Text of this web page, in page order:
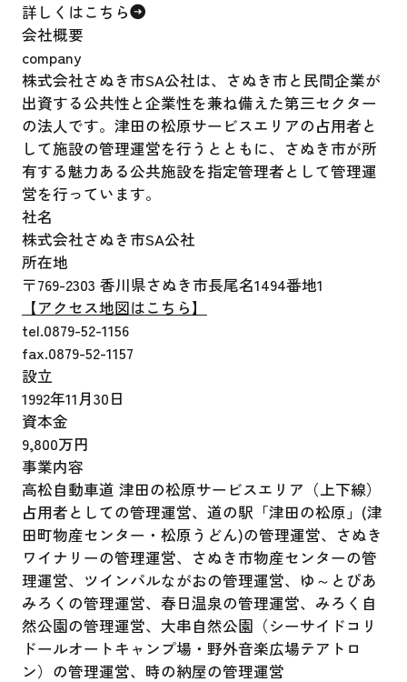
詳しくはこちら
会社概要
company
株式会社さぬき市SA公社は、さぬき市と民間企業が
出資する公共性と企業性を兼ね備えた第三セクター
の法人です。津田の松原サービスエリアの占用者と
して施設の管理運営を行うとともに、さぬき市が所
有する魅力ある公共施設を指定管理者として管理運
営を行っています。
社名
株式会社さぬき市SA公社
所在地
〒769-2303 香川県さぬき市長尾名1494番地1
【アクセス地図はこちら】
tel.0879-52-1156
fax.0879-52-1157
設立
1992年11月30日
資本金
9,800万円
事業内容
高松自動車道 津田の松原サービスエリア（上下線）
占用者としての管理運営、道の駅「津田の松原」(津
田町物産センター・松原うどん)の管理運営、さぬき
ワイナリーの管理運営、さぬき市物産センターの管
理運営、ツインパルながおの管理運営、ゆ～とぴあ
みろくの管理運営、春日温泉の管理運営、みろく自
然公園の管理運営、大串自然公園（シーサイドコリ
ドールオートキャンプ場・野外音楽広場テアトロ
ン）の管理運営、時の納屋の管理運営